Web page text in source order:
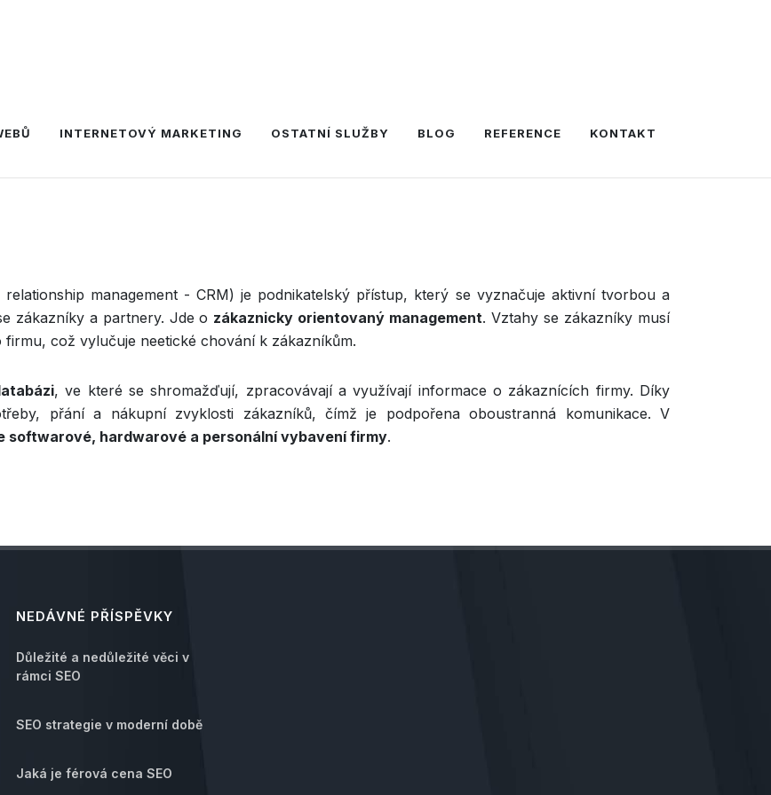
INTERNETOVÝ MARKETING OSTATNÍ SLUŽBY BLOG REFERENCE KONTAKT
relationship management - CRM) je podnikatelský přístup, který se vyznačuje aktivní tvorbou a
zákazníky a partnery. Jde o zákaznicky orientovaný management. Vztahy se zákazníky musí
což vylučuje neetické chování k zákazníkům.
, ve které se shromažďují, zpracovávají a využívají informace o zákaznících firmy. Díky
přání a nákupní zvyklosti zákazníků, čímž je podpořena oboustranná komunikace. V
softwarové, hardwarové a personální vybavení firmy.
NEDÁVNÉ PŘÍSPĚVKY
Důležité a nedůležité věci v
rámci SEO
SEO strategie v moderní době
Jaká je férová cena SEO